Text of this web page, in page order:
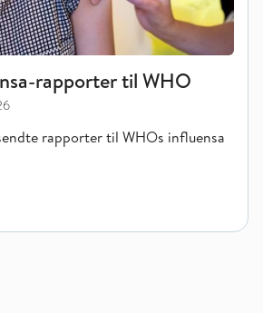
rapporter til WHO
rapporter til WHOs influensa